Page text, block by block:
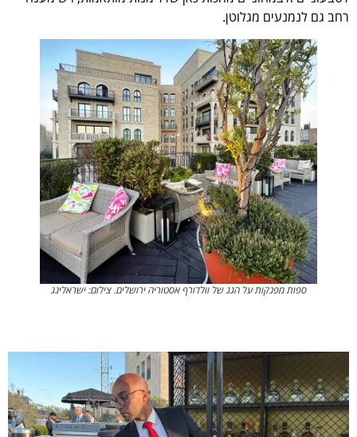
רחב גם לנמנעים מגלוטן.
ספות מפנקות על הגג של וולדורף אסטוריה ירושלים. צילום: ישראלינג